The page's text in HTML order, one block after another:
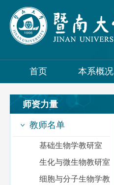
首页 本系概况
师资力量
教师名单
基础生物学教研室
生化与微生物教研室
细胞与分子生物学教